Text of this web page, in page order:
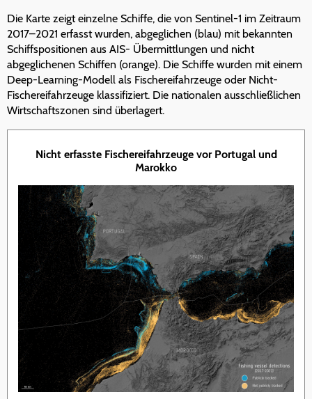
Die Karte zeigt einzelne Schiffe, die von Sentinel-1 im Zeitraum
2017–2021 erfasst wurden, abgeglichen (blau) mit bekannten
Schiffspositionen aus AIS- Übermittlungen und nicht
abgeglichenen Schiffen (orange). Die Schiffe wurden mit einem
Deep-Learning-Modell als Fischereifahrzeuge oder Nicht-
Fischereifahrzeuge klassifiziert. Die nationalen ausschließlichen
Wirtschaftszonen sind überlagert.
Nicht erfasste Fischereifahrzeuge vor Portugal und
Marokko